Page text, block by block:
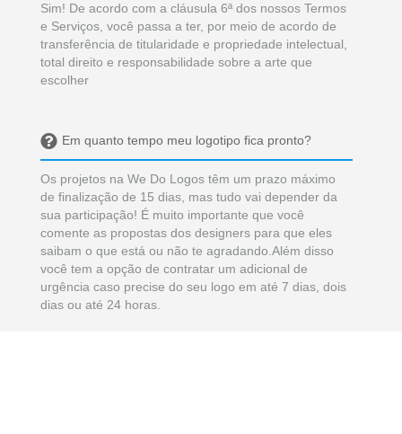
Sim! De acordo com a cláusula 6ª dos nossos Termos
e Serviços, você passa a ter, por meio de acordo de
transferência de titularidade e propriedade intelectual,
total direito e responsabilidade sobre a arte que
escolher
Em quanto tempo meu logotipo fica pronto?
Os projetos na We Do Logos têm um prazo máximo
de finalização de 15 dias, mas tudo vai depender da
sua participação! É muito importante que você
comente as propostas dos designers para que eles
saibam o que está ou não te agradando.Além disso
você tem a opção de contratar um adicional de
urgência caso precise do seu logo em até 7 dias, dois
dias ou até 24 horas.